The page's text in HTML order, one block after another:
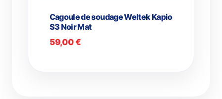
Cagoule de soudage Weltek Kapio
S3 Noir Mat
59,00€